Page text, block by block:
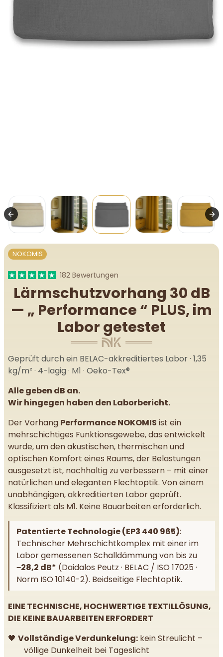
NOKOMIS
182 Bewertungen
Lärmschutzvorhang 30 dB
— „ Performance “ PLUS, im
Labor getestet
Geprüft durch ein BELAC-akkreditiertes Labor · 1,35
kg/m² · 4-lagig · M1 · Oeko-Tex®
Alle geben dB an.
Wir hingegen haben den Laborbericht.
Der Vorhang Performance NOKOMIS ist ein
mehrschichtiges Funktionsgewebe, das entwickelt
wurde, um den akustischen, thermischen und
optischen Komfort eines Raums, der Belastungen
ausgesetzt ist, nachhaltig zu verbessern – mit einer
natürlichen und eleganten Flechtoptik. Von einem
unabhängigen, akkreditierten Labor geprüft.
Klassifiziert als M1. Keine Bauarbeiten erforderlich.
Patentierte Technologie (EP3 440 965):
Technischer Mehrschichtkomplex mit einer im
Labor gemessenen Schalldämmung von bis zu
−28,2 dB* (Daidalos Peutz · BELAC / ISO 17025 ·
Norm ISO 10140-2). Beidseitige Flechtoptik.
EINE TECHNISCHE, HOCHWERTIGE TEXTILLÖSUNG,
DIE KEINE BAUARBEITEN ERFORDERT
🖤 Vollständige Verdunkelung: kein Streulicht –
völlige Dunkelheit bei Tageslicht